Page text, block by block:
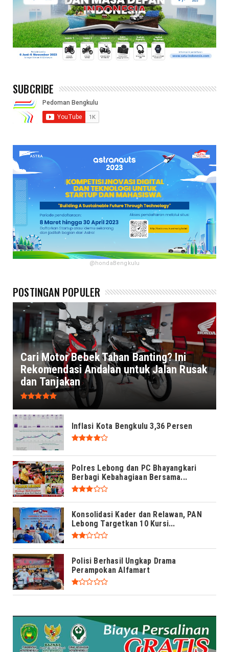
SUBCRIBE
@hondaBengkulu
POSTINGAN POPULER
Cari Motor Bebek Tahan Banting? Ini
Rekomendasi Andalan untuk Jalan Rusak
dan Tanjakan
Inflasi Kota Bengkulu 3,36 Persen
Polres Lebong dan PC Bhayangkari
Berbagi Kebahagiaan Bersama...
Konsolidasi Kader dan Relawan, PAN
Lebong Targetkan 10 Kursi...
Polisi Berhasil Ungkap Drama
Perampokan Alfamart